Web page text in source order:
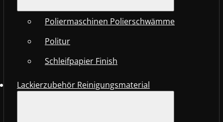
Poliermaschinen Polierschwämme
Politur
Schleifpapier Finish
Lackierzubehör Reinigungsmaterial